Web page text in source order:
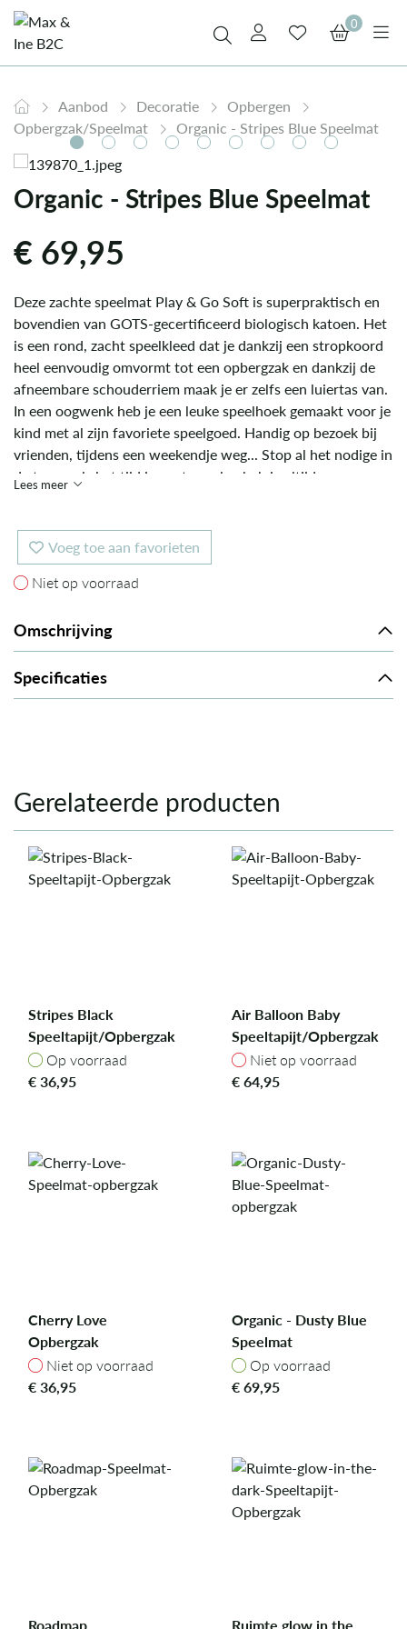
0
Aanbod Decoratie
Opbergen
Opbergzak/Speelmat
Organic - Stripes Blue Speelmat
Organic - Stripes Blue Speelmat
€69,95
Deze zachte speelmat Play & Go Soft is superpraktisch en
bovendien van GOTS-gecertificeerd biologisch katoen. Het
is een rond, zacht speelkleed dat je dankzij een stropkoord
heel eenvoudig omvormt tot een opbergzak en dankzij de
afneembare schouderriem maak je er zelfs een luiertas van.
In een oogwenk heb je een leuke speelhoek gemaakt voor je
kind met al zijn favoriete speelgoed. Handig op bezoek bij
vrienden, tijdens een weekendje weg... Stop al het nodige in
de tas en als het tijd is om te spelen heb je altijd een
kleintje of een schoon plekje om je kindje te verschonen.
Ook thuis kan de Play & Go zeker dienst doen: na het
spelen ruim je in één simpele beweging het speelgoed op.
Lees meer
Voeg toe aan favorieten
Niet op voorraad
Niet op voorraad
Omschrijving
Specificaties
Gerelateerde producten
Stripes Black
Speeltapijt/Opbergzak
Op voorraad
Op voorraad
€36,95
Air Balloon Baby
Speeltapijt/Opbergzak
Niet op voorraad
Niet op voorraad
€64,95
Cherry Love
Opbergzak
Niet op voorraad
Niet op voorraad
€36,95
Organic - Dusty Blue
Speelmat
Op voorraad
Op voorraad
€69,95